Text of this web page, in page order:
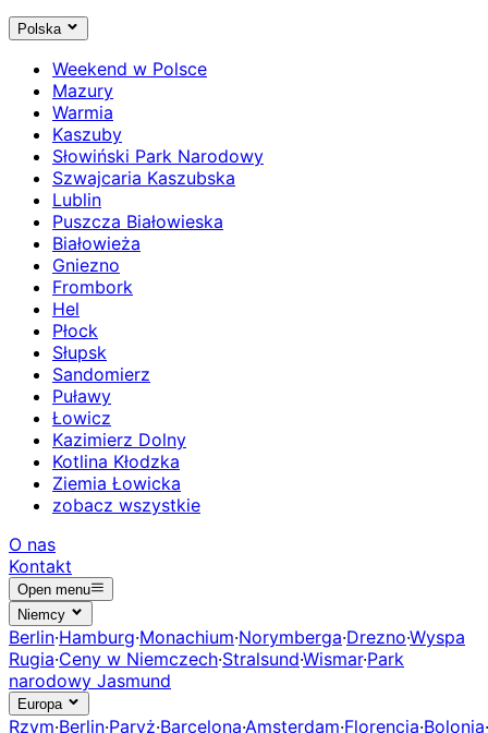
Polska
Weekend w Polsce
Mazury
Warmia
Kaszuby
Słowiński Park Narodowy
Szwajcaria Kaszubska
Lublin
Puszcza Białowieska
Białowieża
Gniezno
Frombork
Hel
Płock
Słupsk
Sandomierz
Puławy
Łowicz
Kazimierz Dolny
Kotlina Kłodzka
Ziemia Łowicka
zobacz wszystkie
O nas
Kontakt
Open menu
Niemcy
Berlin·Hamburg·Monachium·Norymberga·Drezno·Wyspa
Rugia·Ceny w Niemczech·Stralsund·Wismar·Park
narodowy Jasmund
Europa
Rzym·Berlin·Paryż·Barcelona·Amsterdam·Florencja·Bolonia·